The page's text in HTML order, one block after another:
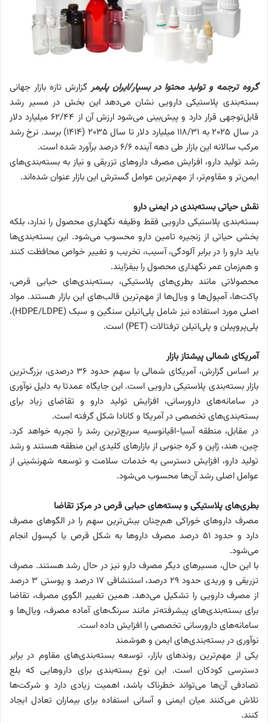
گروه ترجمه و تولید محتوا در بسپار/ایران پلیمر گزارش تازه بازار جهانی
بسته‌بندی پلاستیکی دارویی نشان می‌دهد این بخش در مسیر رشد
قابل‌توجهی قرار دارد و پیش‌بینی می‌شود ارزش آن از ۶۲/۴۴ میلیارد دلار
در سال ۲۰۲۵ به ۱۱۸/۳۱ میلیارد دلار تا سال ۲۰۳۵ (۱۴۱۴) برسد. نرخ رشد
مرکب سالانه این بازار طی دهه آینده ۶/۶ درصد برآورد شده است.
رشد تولید دارو، افزایش مصرف داروهای تزریقی و نیاز به بسته‌بندی‌های
ایمن‌تر و مقاوم‌تر، از مهم‌ترین عوامل گسترش این بازار عنوان شده‌اند.
نقش حیاتی بسته‌بندی در ایمنی دارو
بسته‌بندی پلاستیکی دارویی فقط وظیفه نگهداری محصول را ندارد، بلکه
بخشی حیاتی از زنجیره تامین دارو محسوب می‌شود. این بسته‌بندی‌ها
باید دارو را در برابر آلودگی، آسیب، تخریب و تغییر خواص محافظت کنند
و هم‌زمان عمر نگهداری محصول را بیفزایند.
محصولاتی مانند بطری‌های پلاستیکی، بسته‌بندی‌های حبابی قرص،
پاکت‌ها، آمپول‌ها و ویال‌ها از مهم‌ترین قالب‌های این بازار هستند. مواد
اصلی مورد استفاده نیز شامل پلی‌اتیلن سنگین و سبک (HDPE/LDPE)،
پلی‌پروپیلن و پلی‌اتیلن ترفتالات (PET) است.
آمریکای شمالی پیشتاز بازار
بر اساس گزارش، آمریکای شمالی با سهم حدود ۳۶ درصدی، بزرگ‌ترین
بازار بسته‌بندی پلاستیکی دارویی است. این جایگاه عمدتا به دلیل نوآوری
در سامانه‌های دارورسانی، افزایش تولید دارو و تقاضای زیاد برای
بسته‌بندی‌های تخصصی در آمریکا و کانادا شکل گرفته است.
در مقابل، منطقه آسیا-اقیانوسیه سریع‌ترین رشد را تجربه خواهد کرد.
چین، هند، ژاپن و کره جنوبی از بازارهای کلیدی این منطقه هستند و رشد
تولید دارو، افزایش دسترسی به خدمات سلامت و توسعه شهرنشینی از
عوامل اصلی رشد آن‌ها محسوب می‌شود.
بطری‌های پلاستیکی و بسته‌های حبابی قرص در مرکز تقاضا
مصرف داروهای خوراکی هم‌چنان بیش‌ترین سهم را در الگوهای مصرف
دارد و حدود ۵۱ درصد مصرف داروها به شکل قرص یا کپسول انجام
می‌شود.
با این حال، مسیرهای دیگر مصرف دارو نیز در حال رشد هستند. مصرف
تزریقی و وریدی حدود ۲۹ درصد، استنشاقی ۱۷ درصد و پوستی ۳ درصد
از مصرف دارویی را تشکیل می‌دهد. همین تغییر الگوی مصرف، تقاضا
برای بسته‌بندی‌های پیشرفته‌تر مانند سرنگ‌های آماده مصرف، ویال‌ها و
سامانه‌های دارورسانی تخصصی را افزایش داده است.
نوآوری در بسته‌بندی‌های ایمن و هوشمند
یکی از مهم‌ترین روندهای بازار، توسعه بسته‌بندی‌های مقاوم در برابر
دسترسی کودکان است. این نوع بسته‌بندی برای داروهایی که بلع
تصادفی آن‌ها می‌تواند خطرناک باشد، اهمیت زیادی دارد و شرکت‌ها
تلاش می‌کنند میان ایمنی و آسانی استفاده برای بیماران تعادل ایجاد
کنند.